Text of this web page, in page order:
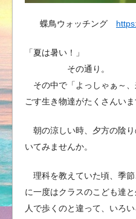
蝶鳥ウォッチング
「夏は暑い！」
その通り。
その中で「よっしゃぁ～
ごす生き物達がたくさんいま
朝の涼しい時、夕方の陰
いてみませんか。
理科を教えていた頃、季節
に一度はクラスのこども達
人で歩くのと違って、いろ